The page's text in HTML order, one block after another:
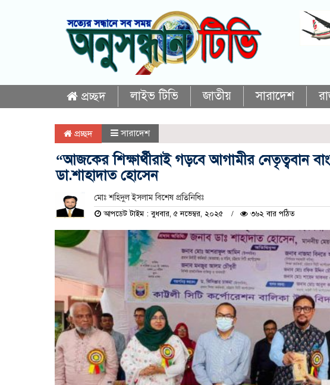
প্রচ্ছদ লাইভ টিভি জাতীয় সারাদেশ
প্রচ্ছদ সারাদেশ
“আজকের শিক্ষার্থীরাই গড়বে আগামীর নেতৃত্ববান
ডা.শাহাদাত হোসেন
মোঃ শহিদুল ইসলাম বিশেষ প্রতিনিধিঃ
আপডেট টাইম : বুধবার, ৫ নভেম্বর, ২০২৫ ৩৬২ বার পঠিত